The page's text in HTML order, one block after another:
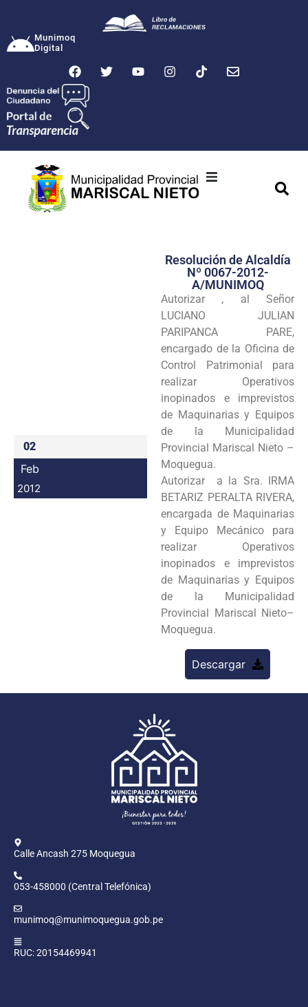
Munimoq
Digital
Transparencia
Seguridad
Programas
Intranet
02
Feb
2012
Resolución de Alcaldía
Nº 0067-2012-
A/MUNIMOQ
Autorizar , al Señor
LUCIANO JULIAN
PARIPANCA PARE,
encargado de la Oficina de
Control Patrimonial para
realizar Operativos
inopinados e imprevistos
de Maquinarias y Equipos
de la Municipalidad
Provincial Mariscal Nieto –
Moquegua.
Autorizar a la Sra. IRMA
BETARIZ PERALTA RIVERA,
encargada de Maquinarias
y Equipo Mecánico para
realizar Operativos
inopinados e imprevistos
de Maquinarias y Equipos
de la Municipalidad
Provincial Mariscal Nieto–
Moquegua.
Descargar
Calle Ancash 275 Moquegua
053-458000 (Central Telefónica)
munimoq@munimoquegua.gob.pe
RUC: 20154469941